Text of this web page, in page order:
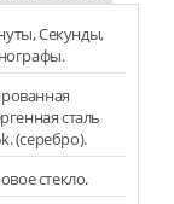
Секунды,
сталь
(серебро).
стекло.